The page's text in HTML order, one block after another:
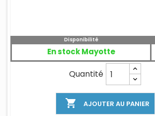
Disponibilité
En stock Mayotte
Quantité
 AJOUTER AU PANIER